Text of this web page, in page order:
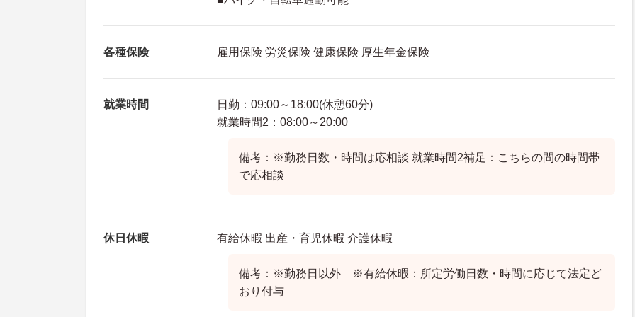
各種保険 雇用保険 労災保険 健康保険 厚生年金保険
就業時間
日勤：09:00～18:00(休憩60分)
就業時間2：08:00～20:00
備考：※勤務日数・時間は応相談 就業時間2補足：こちらの間の時間帯
で応相談
休日休暇 有給休暇 出産・育児休暇 介護休暇
備考：※勤務日以外 ※有給休暇：所定労働日数・時間に応じて法定ど
おり付与